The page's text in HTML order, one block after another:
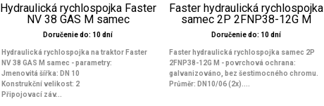
Hydraulická rychlospojka Faster
NV 38 GAS M samec
Doručenie do: 10 dní
Hydraulická rychlospojka na traktor Faster
NV 38 GAS M samec - parametry:
Jmenovitá šířka: DN 10
Konstrukční velikost: 2
Připojovací záv...
Faster hydraulická rychlospojka
samec 2P 2FNP38-12G M
Doručenie do: 10 dní
Faster hydraulická rychlospojka samec 2P
2FNP38-12G M - povrchová ochrana:
galvanizováno, bez šestimocného chromu.
Průměr: DN10/06 (2x)....